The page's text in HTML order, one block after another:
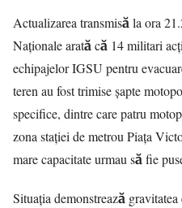
Actualizarea transmisă la ora
Naționale arată că 14 militari
echipajelor IGSU pentru
teren au fost trimise șapte
specifice, dintre care patru
zona stației de metrou Piața
mare capacitate urmau să fie
Situația demonstrează